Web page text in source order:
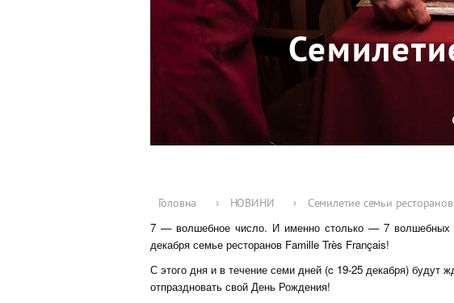
Головна › НОВИНИ › Семилетие семьи
7 — волшебное число. И именно столько — 7 волшебных
декабря семье ресторанов Famille Très Français!
С этого дня и в течение семи дней (c 19-25 декабря) будут
отпраздновать свой День Рождения!